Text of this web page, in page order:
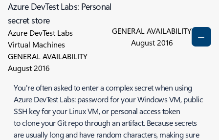
Azure DevTest Labs: Personal
secret store
Azure DevTest Labs
Virtual Machines
GENERAL AVAILABILITY
August 2016
GENERAL AVAILABILITY
August 2016
You're often asked to enter a complex secret when using
Azure DevTest Labs: password for your Windows VM, public
SSH key for your Linux VM, or personal access token
to clone your Git repo through an artifact. Because secrets
are usually long and have random characters, making sure